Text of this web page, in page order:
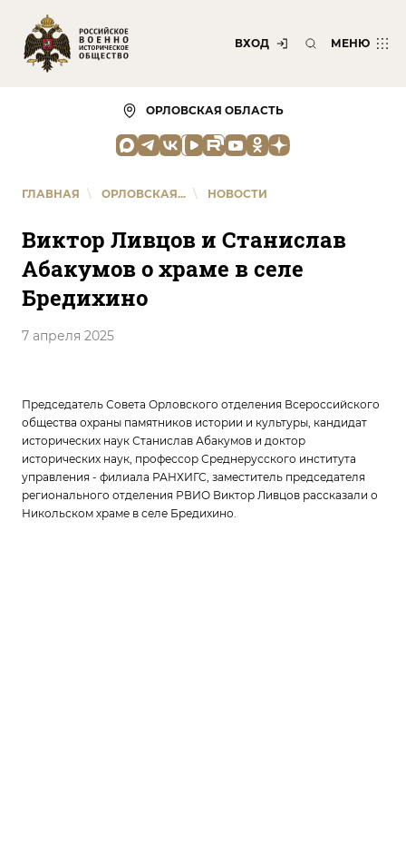
ВХОД МЕНЮ
ОРЛОВСКАЯ ОБЛАСТЬ
ГЛАВНАЯ \ ОРЛОВСКАЯ... \ НОВОСТИ
Виктор Ливцов и Станислав
Абакумов о храме в селе
Бредихино
7 апреля 2025
Председатель Совета Орловского отделения Всероссийского
общества охраны памятников истории и культуры, кандидат
исторических наук Станислав Абакумов и доктор
исторических наук, профессор Среднерусского института
управления - филиала РАНХИГС, заместитель председателя
регионального отделения РВИО Виктор Ливцов рассказали о
Никольском храме в селе Бредихино.